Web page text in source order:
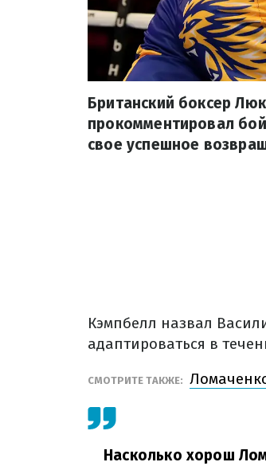
Британский боксер
прокомментировал
свое успешное
Кэмпбелл назвал
адаптироваться в
СМОТРИТЕ ТАКЖЕ:
Насколько хорош